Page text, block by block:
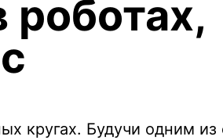
кругах. Будучи одним